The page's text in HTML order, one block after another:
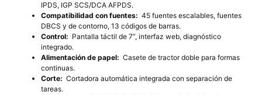
IPDS, IGP SCS/DCA AFPDS.
Compatibilidad con fuentes: 45 fuentes escalables, fuentes
DBCS y de contorno, 13 códigos de barras.
Control: Pantalla táctil de 7”, interfaz web, diagnóstico
integrado.
Alimentación de papel: Casete de tractor doble para formas
continuas.
Corte: Cortadora automática integrada con separación de
tareas.